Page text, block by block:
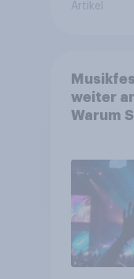
Artikel
weiter
Warum